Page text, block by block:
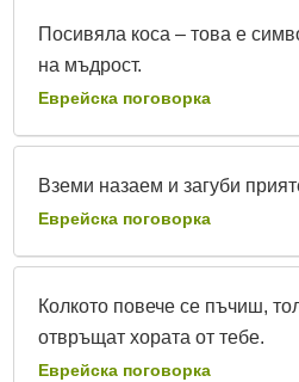
Посивяла коса – това е
на мъдрост.
Еврейска поговорка
Вземи назаем и загуби
Еврейска поговорка
Колкото повече се пъчиш,
отвръщат хората от тебе.
Еврейска поговорка